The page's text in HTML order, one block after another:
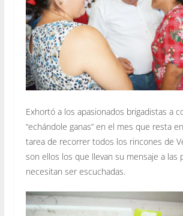
Exhortó a los apasionados brigadistas a
“echándole ganas” en el mes que resta
tarea de recorrer todos los rincones de
son ellos los que llevan su mensaje a las
necesitan ser escuchadas.